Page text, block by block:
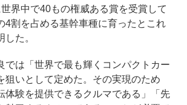
界中で40もの権威ある賞を受賞して
4割を占める基幹車種に育ったとこれ
した。
は「世界で最も輝くコンパクトカー
狙いとして定めた。その実現のため
体験を提供できるクルマである」「先